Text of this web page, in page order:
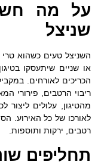
על מה
שניצל
השניצל טעים כשהוא
או שניים שיתעסקו
הכריכים לאורחים.
ריבוי הרטבים, פירורי
מהטיגון, עלולים ליצור
לאורכו של כל האירוע.
רטבים, ירקות ותוספות.
תחליפים